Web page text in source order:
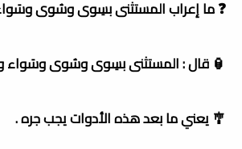
❓ ما إعراب المستثنى بسِوى وسُوى
🏮 قال : المستثنى بسِوى وسُوى وسَواء
🎐 يعني ما بعد هذه الأدوات يجب جره .